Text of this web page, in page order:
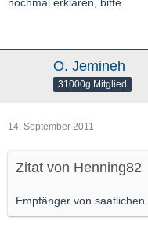
O. Jemineh
31000g Mitglied
14. September 2011
Zitat von Henning82
Empfänger von saatlichen